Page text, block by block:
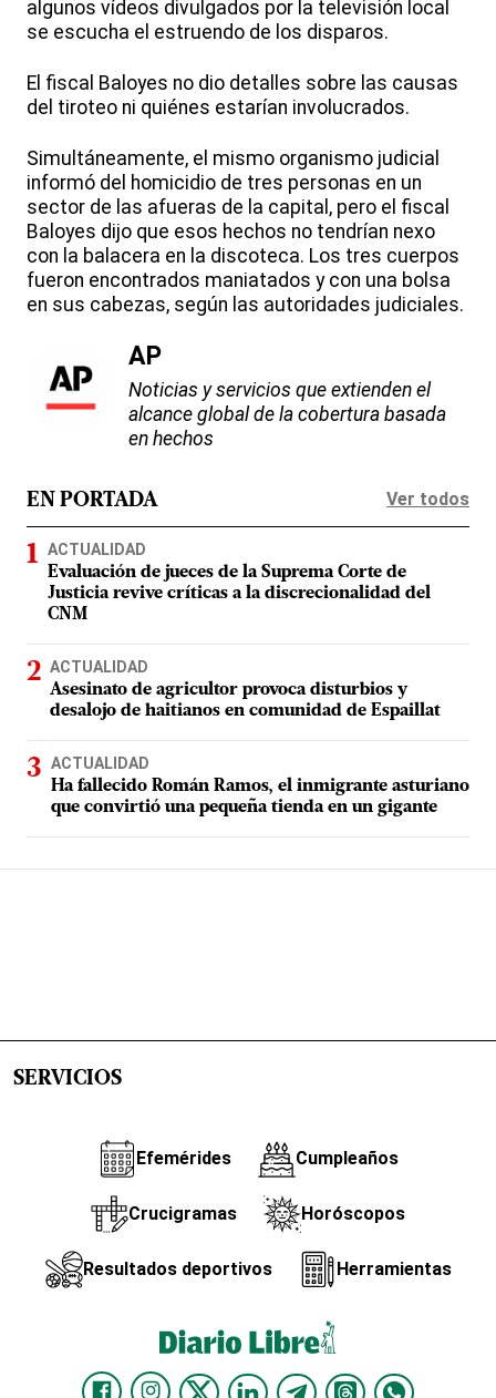
algunos vídeos divulgados por la televisión local
se escucha el estruendo de los disparos.
El fiscal Baloyes no dio detalles sobre las causas
del tiroteo ni quiénes estarían involucrados.
Simultáneamente, el mismo organismo judicial
informó del homicidio de tres personas en un
sector de las afueras de la capital, pero el fiscal
Baloyes dijo que esos hechos no tendrían nexo
con la balacera en la discoteca. Los tres cuerpos
fueron encontrados maniatados y con una bolsa
en sus cabezas, según las autoridades judiciales.
AP
Noticias y servicios que extienden el
alcance global de la cobertura basada
en hechos
EN PORTADA Ver todos
ACTUALIDAD
Evaluación de jueces de la Suprema Corte de
Justicia revive críticas a la discrecionalidad del
CNM
ACTUALIDAD
Asesinato de agricultor provoca disturbios y
desalojo de haitianos en comunidad de Espaillat
ACTUALIDAD
Ha fallecido Román Ramos, el inmigrante asturiano
que convirtió una pequeña tienda en un gigante
SERVICIOS
Efemérides Cumpleaños
Crucigramas Horóscopos
Resultados deportivos Herramientas